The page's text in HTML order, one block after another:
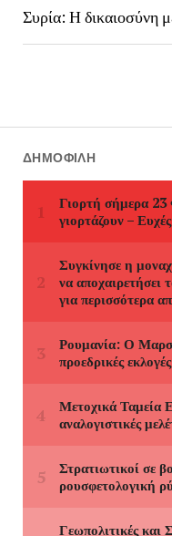
Συρία: Η δικαιοσύνη
ΔΗΜΟΦΙΛΉ